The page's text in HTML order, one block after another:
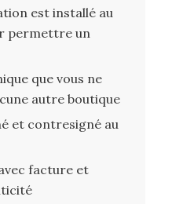
est installé au
permettre un
que vous ne
autre boutique
et contresigné au
facture et